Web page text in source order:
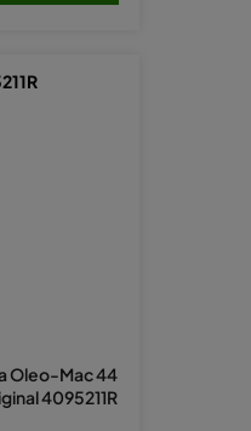
Oleo-Mac 44
4095211R